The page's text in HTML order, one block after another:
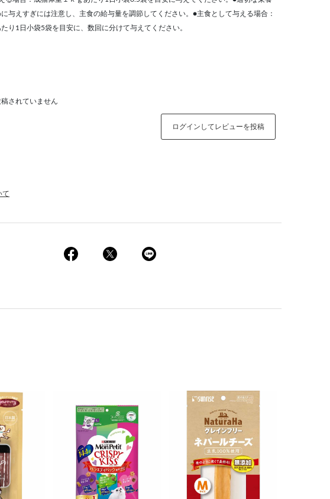
与えすぎには注意し、主食の給与量を調節してください。●主食として与える場合：
り1日小袋5袋を目安に、数回に分けて与えてください。
されていません
ログインしてレビューを投稿
て